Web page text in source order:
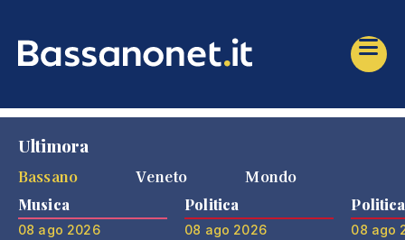
Ultimora
Bassano
Veneto Mondo
Musica
08 ago 2026
Politica
08 ago 2026
Politica
08 ago